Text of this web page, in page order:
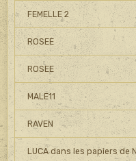
FEMELLE 2
ROSEE
ROSEE
MALE11
RAVEN
LUCA dans les papiers de